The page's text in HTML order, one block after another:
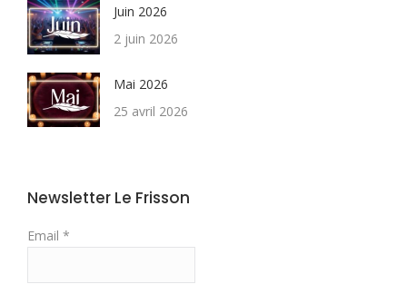
Juin 2026
2 juin 2026
Mai 2026
25 avril 2026
Newsletter Le Frisson
Email *